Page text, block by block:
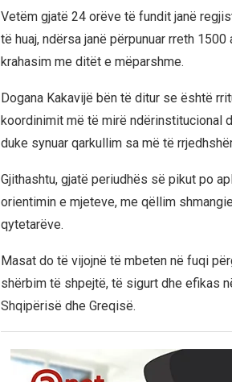
Vetëm gjatë 24 orëve të fundit janë
të huaj, ndërsa janë përpunuar rreth
krahasim me ditët e mëparshme.
Dogana Kakavijë bën të ditur se është
koordinimit më të mirë ndërinstitucional
duke synuar qarkullim sa më të
Gjithashtu, gjatë periudhës së pikut po
orientimin e mjeteve, me qëllim
qytetarëve.
Masat do të vijojnë të mbeten në fuqi
shërbim të shpejtë, të sigurt dhe efikas
Shqipërisë dhe Greqisë.